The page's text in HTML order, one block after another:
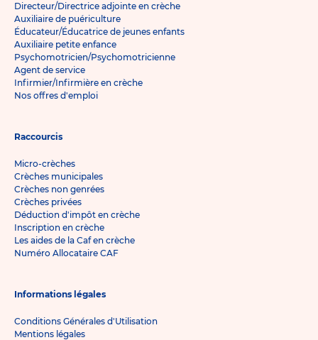
Directeur/Directrice adjointe en crèche
Auxiliaire de puériculture
Éducateur/Éducatrice de jeunes enfants
Auxiliaire petite enfance
Psychomotricien/Psychomotricienne
Agent de service
Infirmier/Infirmière en crèche
Nos offres d'emploi
Raccourcis
Micro-crèches
Crèches municipales
Crèches non genrées
Crèches privées
Déduction d'impôt en crèche
Inscription en crèche
Les aides de la Caf en crèche
Numéro Allocataire CAF
Informations légales
Conditions Générales d'Utilisation
Mentions légales